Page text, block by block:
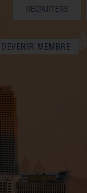
DEVENIR MEMBRE
RECRUITERS